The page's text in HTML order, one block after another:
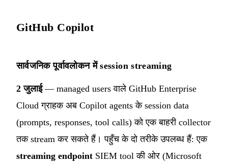
GitHub Copilot
सार्वजनिक पूर्वावलोकन में session streaming
2 जुलाई— managed users वाले GitHub Enterprise
Cloud ग्राहक अब Copilot agents के session data
(prompts, responses, tool calls) को एक बाहरी collector
तक stream कर सकते हैं। पहुँच के दो तरीके उपलब्ध हैं: एक
streaming endpoint SIEM tool की ओर (Microsoft